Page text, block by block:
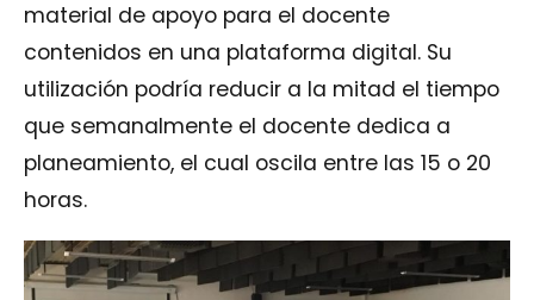
material de apoyo para el docente
contenidos en una plataforma digital. Su
utilización podría reducir a la mitad el tiempo
que semanalmente el docente dedica a
planeamiento, el cual oscila entre las 15 o 20
horas.